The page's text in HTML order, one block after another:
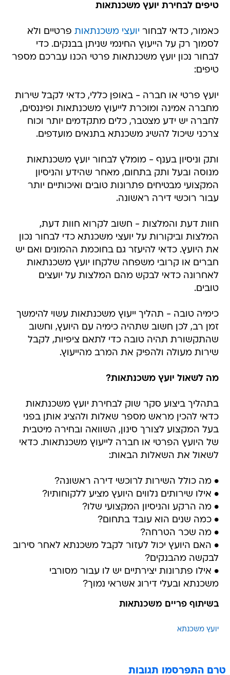
טיפים לבחירת יועץ משכנתאות
כאמור, כדאי לבחור יועצי משכנתאות פרטיים ולא
לסמוך רק על הייעוץ החינמי שניתן בבנקים. כדי
לבחור נכון יועץ משכנתאות פרטי הכנו עברכם מספר
טיפים:
יועץ פרטי או חברה - באופן כללי, כדאי לקבל שירות
מחברה אמינה ומוכרת לייעוץ משכנתאות ופיננסים,
לחברה יש ידע מצטבר, כלים מתקדמים יותר וכוח
צרכני שיכול להשיג משכנתא בתנאים מועדפים.
ותק וניסיון בענף - מומלץ לבחור יועץ משכנתאות
מנוסה ובעל ותק בתחום, מאחר שהידע והניסיון
המקצועי מבטיחים פתרונות טובים ואיכותיים יותר
עבור רוכשי דירה ראשונה.
חוות דעת והמלצות - חשוב לקרוא חוות דעת,
המלצות וביקורות על יועצי משכנתא כדי לבחור נכון
את היועץ. כדאי להיעזר גם בחוכמת ההמונים ואם יש
חברים או קרובי משפחה שלקחו יועץ משכנתאות
לאחרונה כדאי לבקש מהם המלצות על יועצים
טובים.
כימיה טובה - תהליך ייעוץ משכנתאות עשוי להימשך
זמן רב, לכן חשוב שתהיה כימיה עם היועץ, וחשוב
שהתקשורת תהיה טובה כדי לתאם ציפיות, לקבל
שירות מעולה ולהפיק את המרב מהייעוץ.
מה לשאול יועץ משכנתאות?
בתהליך ביצוע סקר שוק לבחירת יועץ משכנתאות
כדאי להכין מראש מספר שאלות ולהציג אותן בפני
בעל המקצוע לצורך סינון, השוואה ובחירה מיטבית
של היועץ הפרטי או חברה לייעוץ משכנתאות. כדאי
לשאול את השאלות הבאות:
• מה כולל השירות לרוכשי דירה ראשונה?
• אילו שירותים נלווים היועץ מציע ללקוחותיו?
• מה הרקע והניסיון המקצועי שלו?
• כמה שנים הוא עובד בתחום?
• מה שכר הטרחה?
• האם היועץ יכול לעזור לקבל משכנתא לאחר סירוב
לבקשה מהבנקים?
• אילו פתרונות יצירתיים יש לו עבור מסורבי
משכנתא ובעלי דירוג אשראי נמוך?
בשיתוף פריים משכנתאות
יועץ משכנתא
טרם התפרסמו תגובות